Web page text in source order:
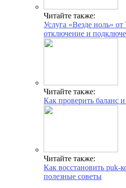
Читайте также:
Услуга «Везде ноль»
отключение и
Читайте также:
Как проверить баланс
Читайте также:
Как восстановить puk-
полезные советы